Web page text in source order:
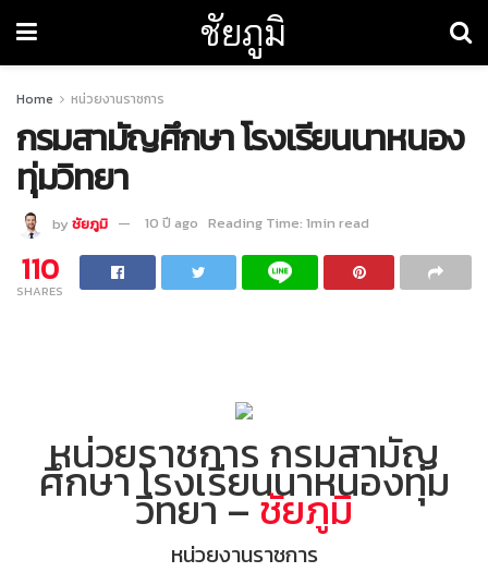
ชัยภูมิ
Home หน่วยงานราชการ
กรมสามัญศึกษา โรงเรียนนาหนอง
ทุ่มวิทยา
by ชัยภูมิ 10 ปี ago Reading Time: 1min read
110
SHARES
หน่วยราชการ กรมสามัญ
ศึกษา โรงเรียนนาหนองทุ่ม
วิทยา –ชัยภูมิ
หน่วยงานราชการ